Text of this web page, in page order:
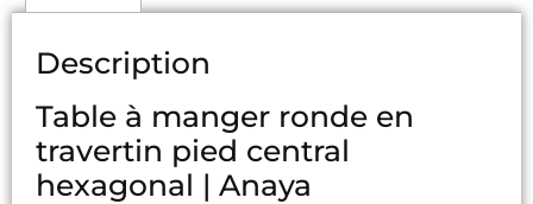
Description
Table à manger ronde en
travertin pied central
hexagonal | Anaya